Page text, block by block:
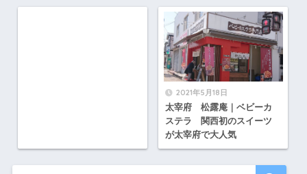
2021年5月18日
太宰府 松露庵｜ベビーカ
ステラ 関西初のスイーツ
が太宰府で大人気